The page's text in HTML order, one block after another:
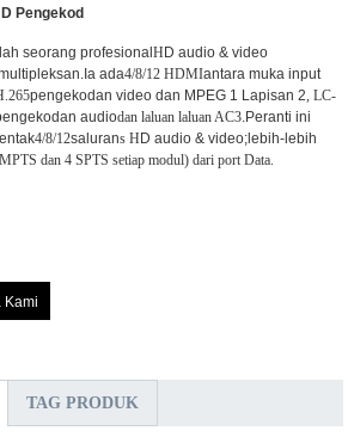
Pengekod
seorang profesionalHD audio & video
ada4/8/12 HDMIantara muka input
pengekodan video dan MPEG 1 Lapisan 2 LC-
audiodan laluan laluan AC3 .Peranti ini
4/8/12salurans HD audio & video;lebih-lebih
dan 4 SPTS setiap modul) dari port Data.
Kami
TAG PRODUK